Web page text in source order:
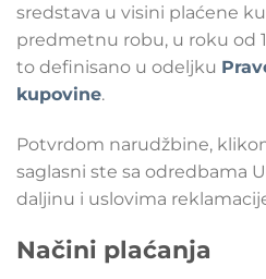
sredstava u visini plaćene
predmetnu robu, u roku od
to definisano u odeljku
kupovine.
Potvrdom narudžbine,
saglasni ste sa odredbama
daljinu i uslovima
Načini plaćanja